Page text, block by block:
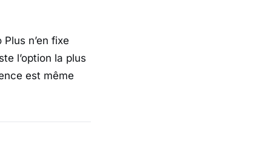
Plus n’en fixe
l’option la plus
est même